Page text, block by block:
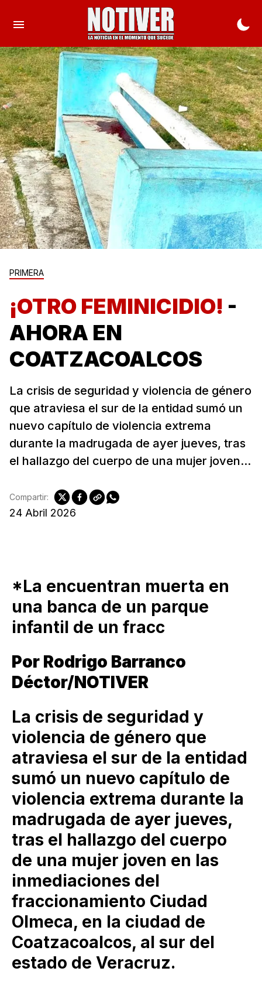
PRIMERA
¡OTRO FEMINICIDIO! -
AHORA EN
COATZACOALCOS
La crisis de seguridad y violencia de género
que atraviesa el sur de la entidad sumó un
nuevo capítulo de violencia extrema
durante la madrugada de ayer jueves, tras
el hallazgo del cuerpo de una mujer joven...
24 Abril 2026
Compartir:
*La encuentran muerta en
una banca de un parque
infantil de un fracc
Por Rodrigo Barranco
Déctor/NOTIVER
La crisis de seguridad y
violencia de género que
atraviesa el sur de la entidad
sumó un nuevo capítulo de
violencia extrema durante la
madrugada de ayer jueves,
tras el hallazgo del cuerpo
de una mujer joven en las
inmediaciones del
fraccionamiento Ciudad
Olmeca, en la ciudad de
Coatzacoalcos, al sur del
estado de Veracruz.